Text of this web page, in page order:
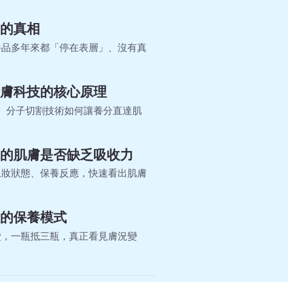
真相
多年來都「停在表層」、沒有真
科技的核心原理
分子切割技術如何讓養分直達肌
肌膚是否缺乏吸收力
狀態、保養反應，快速看出肌膚
保養模式
一瓶抵三瓶，真正看見膚況變